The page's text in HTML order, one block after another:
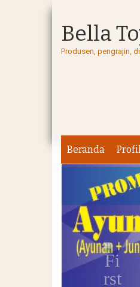
Bella
Produsen, pengrajin,
Beranda